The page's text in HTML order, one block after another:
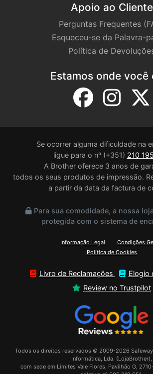
Apoio ao Cliente
Perguntas Frequentes
Esqueceu-se da Palavra-
Política de
Estamos onde você
Se ocorrer alguma dificuldade na
ligue para o nº (+351) 210
A Brother oferece 3 anos de
todos os seus produtos de impressão.
a partir da data da factura de
Para sua comodidade, a nossa
protegida com o sistema de
Informação Legal
Condições
Política de Cookies
Livro de Reclamações
Elogio
Review no Trustpilot
Todos os direitos reservados © 2009-2026
Informática, Lda. (LojaBrother),
com sede em Limites Vale Flores, Pavilhão G,